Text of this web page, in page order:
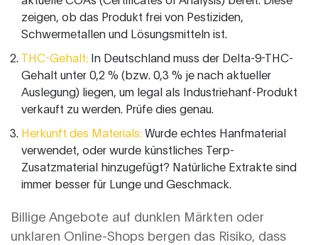
zeigen, ob das Produkt frei von Pestiziden,
Schwermetallen und Lösungsmitteln ist.
THC-Gehalt: In Deutschland muss der Delta-9-THC-
Gehalt unter 0,2 % (bzw. 0,3 % je nach aktueller
Auslegung) liegen, um legal als Industriehanf-Produkt
verkauft zu werden. Prüfe dies genau.
Herkunft des Materials:Wurde echtes Hanfmaterial
verwendet, oder wurde künstliches Terp-
Zusatzmaterial hinzugefügt? Natürliche Extrakte sind
immer besser für Lunge und Geschmack.
Billige Angebote auf dunklen Märkten oder
unklaren Online-Shops bergen das Risiko, dass